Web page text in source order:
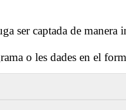
ser captada de manera
o les dades en el